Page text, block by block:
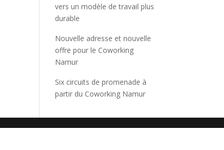
vers un modèle de travail plus
durable
Nouvelle adresse et nouvelle
offre pour le Coworking
Namur
Six circuits de promenade à
partir du Coworking Namur